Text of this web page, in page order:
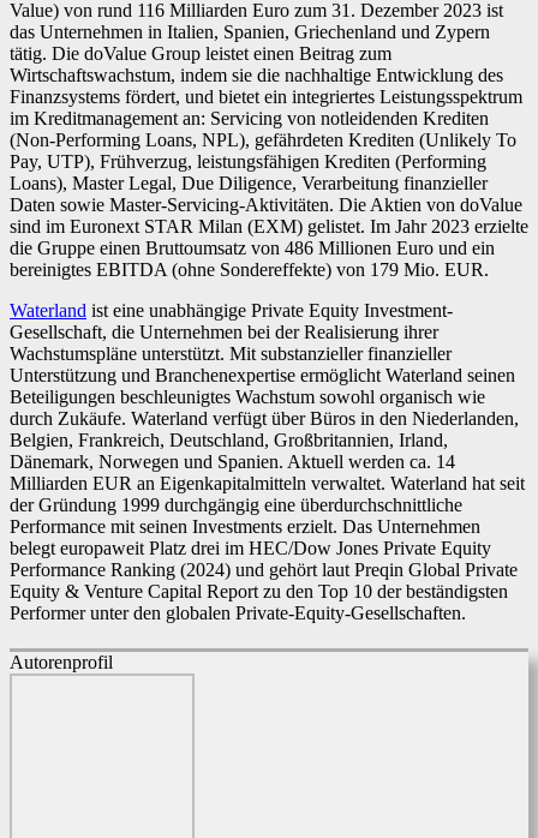
Value) von rund 116 Milliarden Euro zum 31. Dezember 2023 ist
das Unternehmen in Italien, Spanien, Griechenland und Zypern
tätig. Die doValue Group leistet einen Beitrag zum
Wirtschaftswachstum, indem sie die nachhaltige Entwicklung des
Finanzsystems fördert, und bietet ein integriertes Leistungsspektrum
im Kreditmanagement an: Servicing von notleidenden Krediten
(Non-Performing Loans, NPL), gefährdeten Krediten (Unlikely To
Pay, UTP), Frühverzug, leistungsfähigen Krediten (Performing
Loans), Master Legal, Due Diligence, Verarbeitung finanzieller
Daten sowie Master-Servicing-Aktivitäten. Die Aktien von doValue
sind im Euronext STAR Milan (EXM) gelistet. Im Jahr 2023 erzielte
die Gruppe einen Bruttoumsatz von 486 Millionen Euro und ein
bereinigtes EBITDA (ohne Sondereffekte) von 179 Mio. EUR.
Waterland ist eine unabhängige Private Equity Investment-
Gesellschaft, die Unternehmen bei der Realisierung ihrer
Wachstumspläne unterstützt. Mit substanzieller finanzieller
Unterstützung und Branchenexpertise ermöglicht Waterland seinen
Beteiligungen beschleunigtes Wachstum sowohl organisch wie
durch Zukäufe. Waterland verfügt über Büros in den Niederlanden,
Belgien, Frankreich, Deutschland, Großbritannien, Irland,
Dänemark, Norwegen und Spanien. Aktuell werden ca. 14
Milliarden EUR an Eigenkapitalmitteln verwaltet. Waterland hat seit
der Gründung 1999 durchgängig eine überdurchschnittliche
Performance mit seinen Investments erzielt. Das Unternehmen
belegt europaweit Platz drei im HEC/Dow Jones Private Equity
Performance Ranking (2024) und gehört laut Preqin Global Private
Equity & Venture Capital Report zu den Top 10 der beständigsten
Performer unter den globalen Private-Equity-Gesellschaften.
Autorenprofil